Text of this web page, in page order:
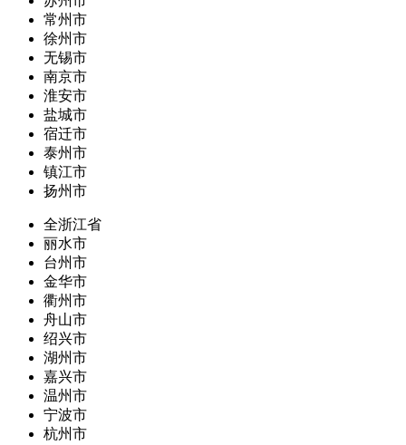
常州市
徐州市
无锡市
南京市
淮安市
盐城市
宿迁市
泰州市
镇江市
扬州市
全浙江省
丽水市
台州市
金华市
衢州市
舟山市
绍兴市
湖州市
嘉兴市
温州市
宁波市
杭州市